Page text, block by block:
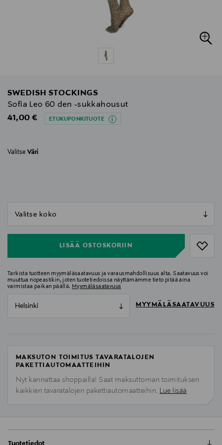
SWEDISH STOCKINGS
Sofia Leo 60 den -sukkahousut
Original Price
41,00 € ETUKUPONKITUOTE
Valitse Väri
LISÄÄ OSTOSKORIIN
Tarkista tuotteen myymäläsaatavuus ja varausmahdollisuus alta. Saatavuus voi
muuttua nopeastikin, joten tuotetiedoissa näyttämämme tieto pitää aina
varmistaa paikan päällä. Myymäläsaatavuus
Helsinki MYYMÄLÄSAATAVUUS
MAKSUTON TOIMITUS TAVARATALOJEN
PAKETTIAUTOMAATTEIHIN
Nyt kannattaa shoppailla! Saat maksuttoman toimituksen
kaikkien tavaratalojen pakettiautomaatteihin. Lue lisää